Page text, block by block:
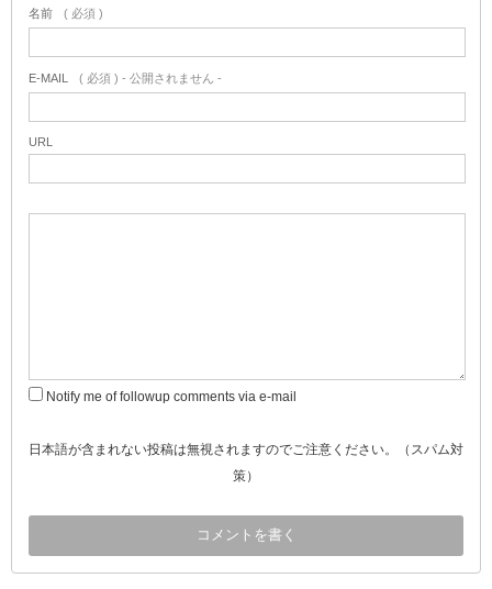
名前 ( 必須 )
E-MAIL ( 必須 ) - 公開されません -
URL
Notify me of followup comments via e-mail
日本語が含まれない投稿は無視されますのでご注意ください。（スパム対
策）